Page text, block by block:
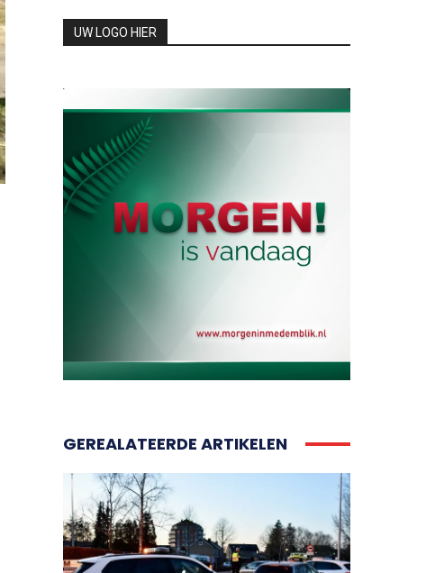
UW LOGO HIER
GEREALATEERDE ARTIKELEN